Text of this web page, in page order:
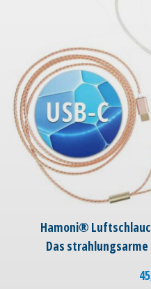
Hamoni®
Das